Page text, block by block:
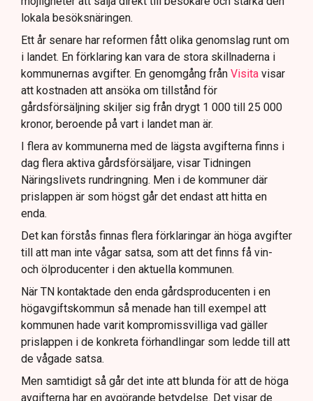
lokala besöksnäringen.
Ett år senare har reformen fått olika genomslag runt om
i landet. En förklaring kan vara de stora skillnaderna i
kommunernas avgifter. En genomgång från Visita visar
att kostnaden att ansöka om tillstånd för
gårdsförsäljning skiljer sig från drygt 1 000 till 25 000
kronor, beroende på vart i landet man är.
I flera av kommunerna med de lägsta avgifterna finns i
dag flera aktiva gårdsförsäljare, visar Tidningen
Näringslivets rundringning. Men i de kommuner där
prislappen är som högst går det endast att hitta en
enda.
Det kan förstås finnas flera förklaringar än höga avgifter
till att man inte vågar satsa, som att det finns få vin-
och ölproducenter i den aktuella kommunen.
När TN kontaktade den enda gårdsproducenten i en
högavgiftskommun så menade han till exempel att
kommunen hade varit kompromissvilliga vad gäller
prislappen i de konkreta förhandlingar som ledde till att
de vågade satsa.
Men samtidigt så går det inte att blunda för att de höga
avgifterna har en avgörande betydelse. Det visar de